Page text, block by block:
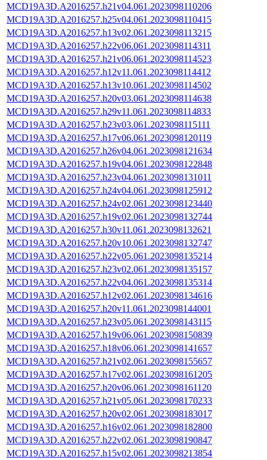
MCD19A3D.A2016257.h21v04.061.2023098110206
MCD19A3D.A2016257.h25v04.061.2023098110415
MCD19A3D.A2016257.h13v02.061.2023098113215
MCD19A3D.A2016257.h22v06.061.2023098114311
MCD19A3D.A2016257.h21v06.061.2023098114523
MCD19A3D.A2016257.h12v11.061.2023098114412
MCD19A3D.A2016257.h13v10.061.2023098114502
MCD19A3D.A2016257.h20v03.061.2023098114638
MCD19A3D.A2016257.h29v11.061.2023098114833
MCD19A3D.A2016257.h23v03.061.2023098115111
MCD19A3D.A2016257.h17v06.061.2023098120119
MCD19A3D.A2016257.h26v04.061.2023098121634
MCD19A3D.A2016257.h19v04.061.2023098122848
MCD19A3D.A2016257.h23v04.061.2023098131011
MCD19A3D.A2016257.h24v04.061.2023098125912
MCD19A3D.A2016257.h24v02.061.2023098123440
MCD19A3D.A2016257.h19v02.061.2023098132744
MCD19A3D.A2016257.h30v11.061.2023098132621
MCD19A3D.A2016257.h20v10.061.2023098132747
MCD19A3D.A2016257.h22v05.061.2023098135214
MCD19A3D.A2016257.h23v02.061.2023098135157
MCD19A3D.A2016257.h22v04.061.2023098135314
MCD19A3D.A2016257.h12v02.061.2023098134616
MCD19A3D.A2016257.h20v11.061.2023098144001
MCD19A3D.A2016257.h23v05.061.2023098143115
MCD19A3D.A2016257.h19v06.061.2023098150839
MCD19A3D.A2016257.h18v06.061.2023098141657
MCD19A3D.A2016257.h21v02.061.2023098155657
MCD19A3D.A2016257.h17v02.061.2023098161205
MCD19A3D.A2016257.h20v06.061.2023098161120
MCD19A3D.A2016257.h21v05.061.2023098170233
MCD19A3D.A2016257.h20v02.061.2023098183017
MCD19A3D.A2016257.h16v02.061.2023098182800
MCD19A3D.A2016257.h22v02.061.2023098190847
MCD19A3D.A2016257.h15v02.061.2023098213854